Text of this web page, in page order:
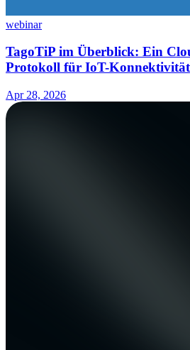
webinar
TagoTiP im Überblick: Ein
Protokoll für IoT-Konnektivität
Apr 28, 2026